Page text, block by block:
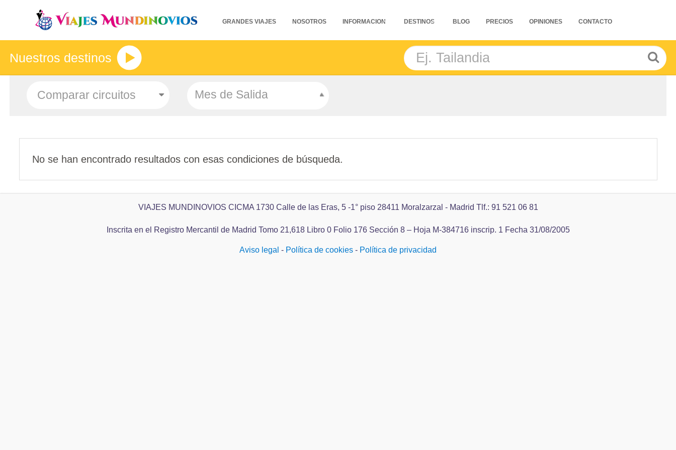
GRANDES VIAJES NOSOTROS INFORMACION DESTINOS BLOG PRECIOS OPINIONES CONTACTO
Nuestros destinos
Mes de Salida
No se han encontrado resultados con esas condiciones de búsqueda.
VIAJES MUNDINOVIOS CICMA 1730 Calle de las Eras, 5 -1° piso 28411 Moralzarzal - Madrid Tlf.: 91 521 06 81
Inscrita en el Registro Mercantil de Madrid Tomo 21,618 Libro 0 Folio 176 Sección 8 – Hoja M-384716 inscrip. 1 Fecha 31/08/2005
Aviso legal - Política de cookies - Política de privacidad